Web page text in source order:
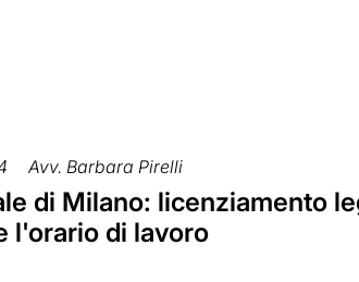
Avv. Barbara Pirelli
di Milano: licenziamento
l'orario di lavoro